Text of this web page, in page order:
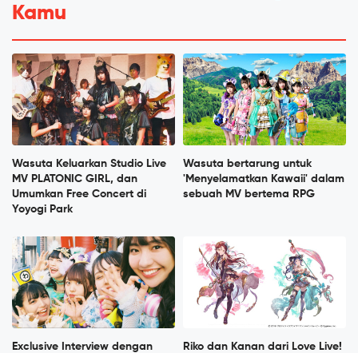
Kamu
Wasuta Keluarkan Studio Live
MV PLATONIC GIRL, dan
Umumkan Free Concert di
Yoyogi Park
Wasuta bertarung untuk
'Menyelamatkan Kawaii' dalam
sebuah MV bertema RPG
Exclusive Interview dengan
Riko dan Kanan dari Love Live!